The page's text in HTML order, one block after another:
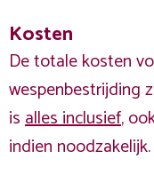
Kosten
De totale kosten
wespenbestrijding
isalles inclusief,
indien noodzakelijk.